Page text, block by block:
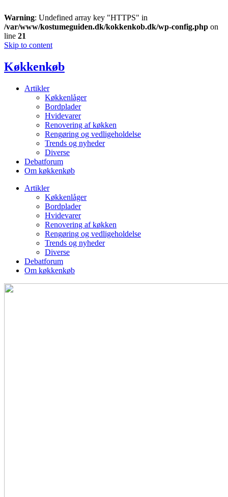
Warning: Undefined array key "HTTPS" in
/var/www/kostumeguiden.dk/kokkenkob.dk/wp-config.php on
line 21
Skip to content
Køkkenkøb
Artikler
Køkkenlåger
Bordplader
Hvidevarer
Renovering af køkken
Rengøring og vedligeholdelse
Trends og nyheder
Diverse
Debatforum
Om køkkenkøb
Artikler
Køkkenlåger
Bordplader
Hvidevarer
Renovering af køkken
Rengøring og vedligeholdelse
Trends og nyheder
Diverse
Debatforum
Om køkkenkøb